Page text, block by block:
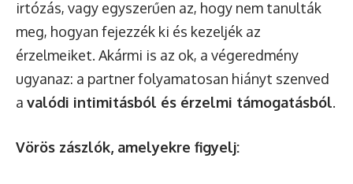
irtózás, vagy egyszerűen az, hogy nem tanulták
meg, hogyan fejezzék ki és kezeljék az
érzelmeiket. Akármi is az ok, a végeredmény
ugyanaz: a partner folyamatosan hiányt szenved
a valódi intimitásból és érzelmi támogatásból.
Vörös zászlók, amelyekre figyelj: